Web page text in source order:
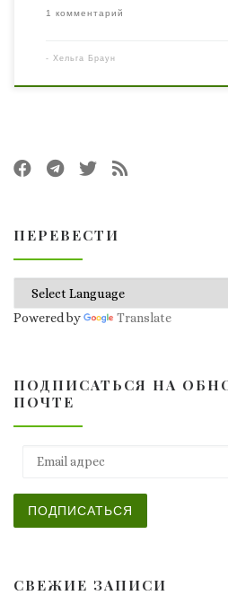
1 комментарий
- Хельга Браун
ПЕРЕВЕСТИ
Powered by Translate
ПОДПИСАТЬСЯ НА
ПОЧТЕ
ПОДПИСАТЬСЯ
СВЕЖИЕ ЗАПИСИ